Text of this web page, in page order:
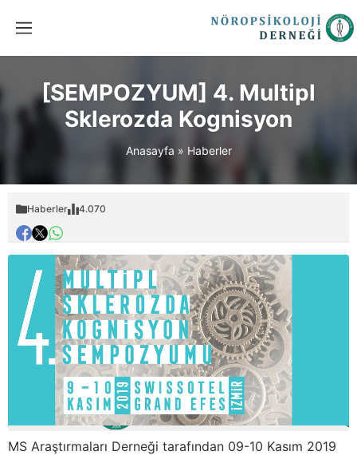
[SEMPOZYUM] 4. Multipl
Sklerozda Kognisyon
Anasayfa » Haberler
Haberler 4.070
MS Araştırmaları Derneği tarafından 09-10 Kasım 2019